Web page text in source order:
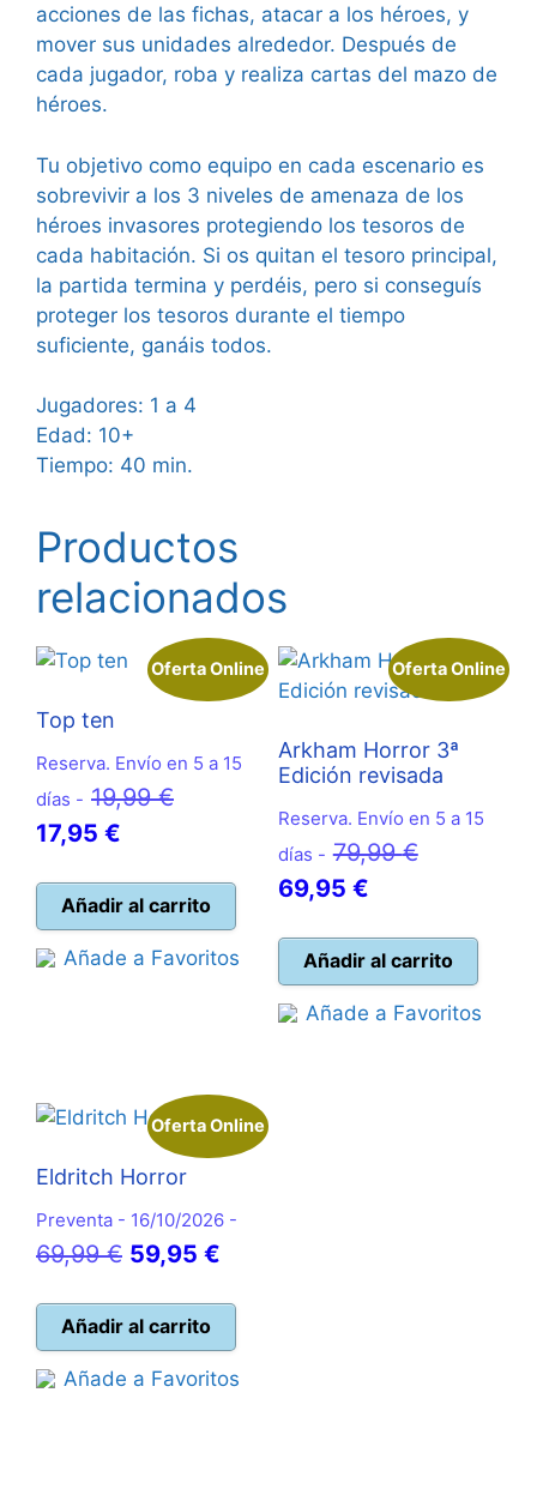
acciones de las fichas, atacar a los héroes, y
mover sus unidades alrededor. Después de
cada jugador, roba y realiza cartas del mazo de
héroes.
Tu objetivo como equipo en cada escenario es
sobrevivir a los 3 niveles de amenaza de los
héroes invasores protegiendo los tesoros de
cada habitación. Si os quitan el tesoro principal,
la partida termina y perdéis, pero si conseguís
proteger los tesoros durante el tiempo
suficiente, ganáis todos.
Jugadores: 1 a 4
Edad: 10+
Tiempo: 40 min.
Productos
relacionados
Oferta Online
Top ten
Reserva. Envío en 5 a 15
días - 19,99€El
era:
17,95 €
actual
Añadir al carrito
Añade a Favoritos
Oferta Online
Arkham Horror 3ª
Edición revisada
Reserva. Envío en 5 a 15
días - 79,99€El
era:
69,95 €El
actual
Añadir al carrito
Añade a Favoritos
Oferta Online
Eldritch Horror
Preventa - 16/10/2026 -
69,99€ El
original
era:
69,99 €.
59,95 €
es:
59,95 €.
Añadir al carrito
Añade a Favoritos